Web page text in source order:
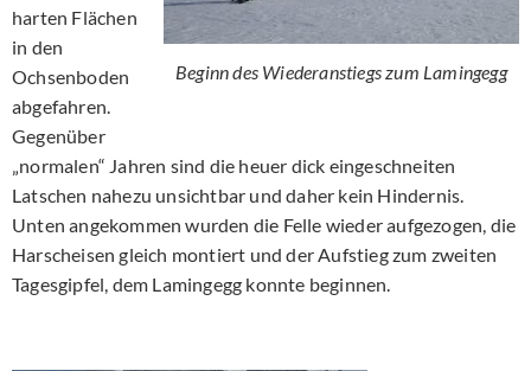
Beginn des Wiederanstiegs zum Lamingegg
harten Flächen
in den
Ochsenboden
abgefahren.
Gegenüber
„normalen“ Jahren sind die heuer dick eingeschneiten
Latschen nahezu unsichtbar und daher kein Hindernis.
Unten angekommen wurden die Felle wieder aufgezogen, die
Harscheisen gleich montiert und der Aufstieg zum zweiten
Tagesgipfel, dem Lamingegg konnte beginnen.